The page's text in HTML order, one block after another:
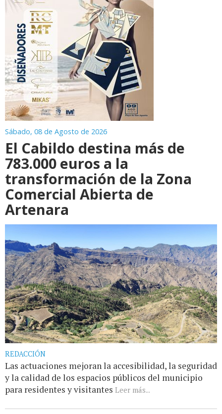
Sábado, 08 de Agosto de 2026
El Cabildo destina más de
783.000 euros a la
transformación de la Zona
Comercial Abierta de
Artenara
REDACCIÓN
Las actuaciones mejoran la accesibilidad, la seguridad
y la calidad de los espacios públicos del municipio
para residentes y visitantes Leer más...